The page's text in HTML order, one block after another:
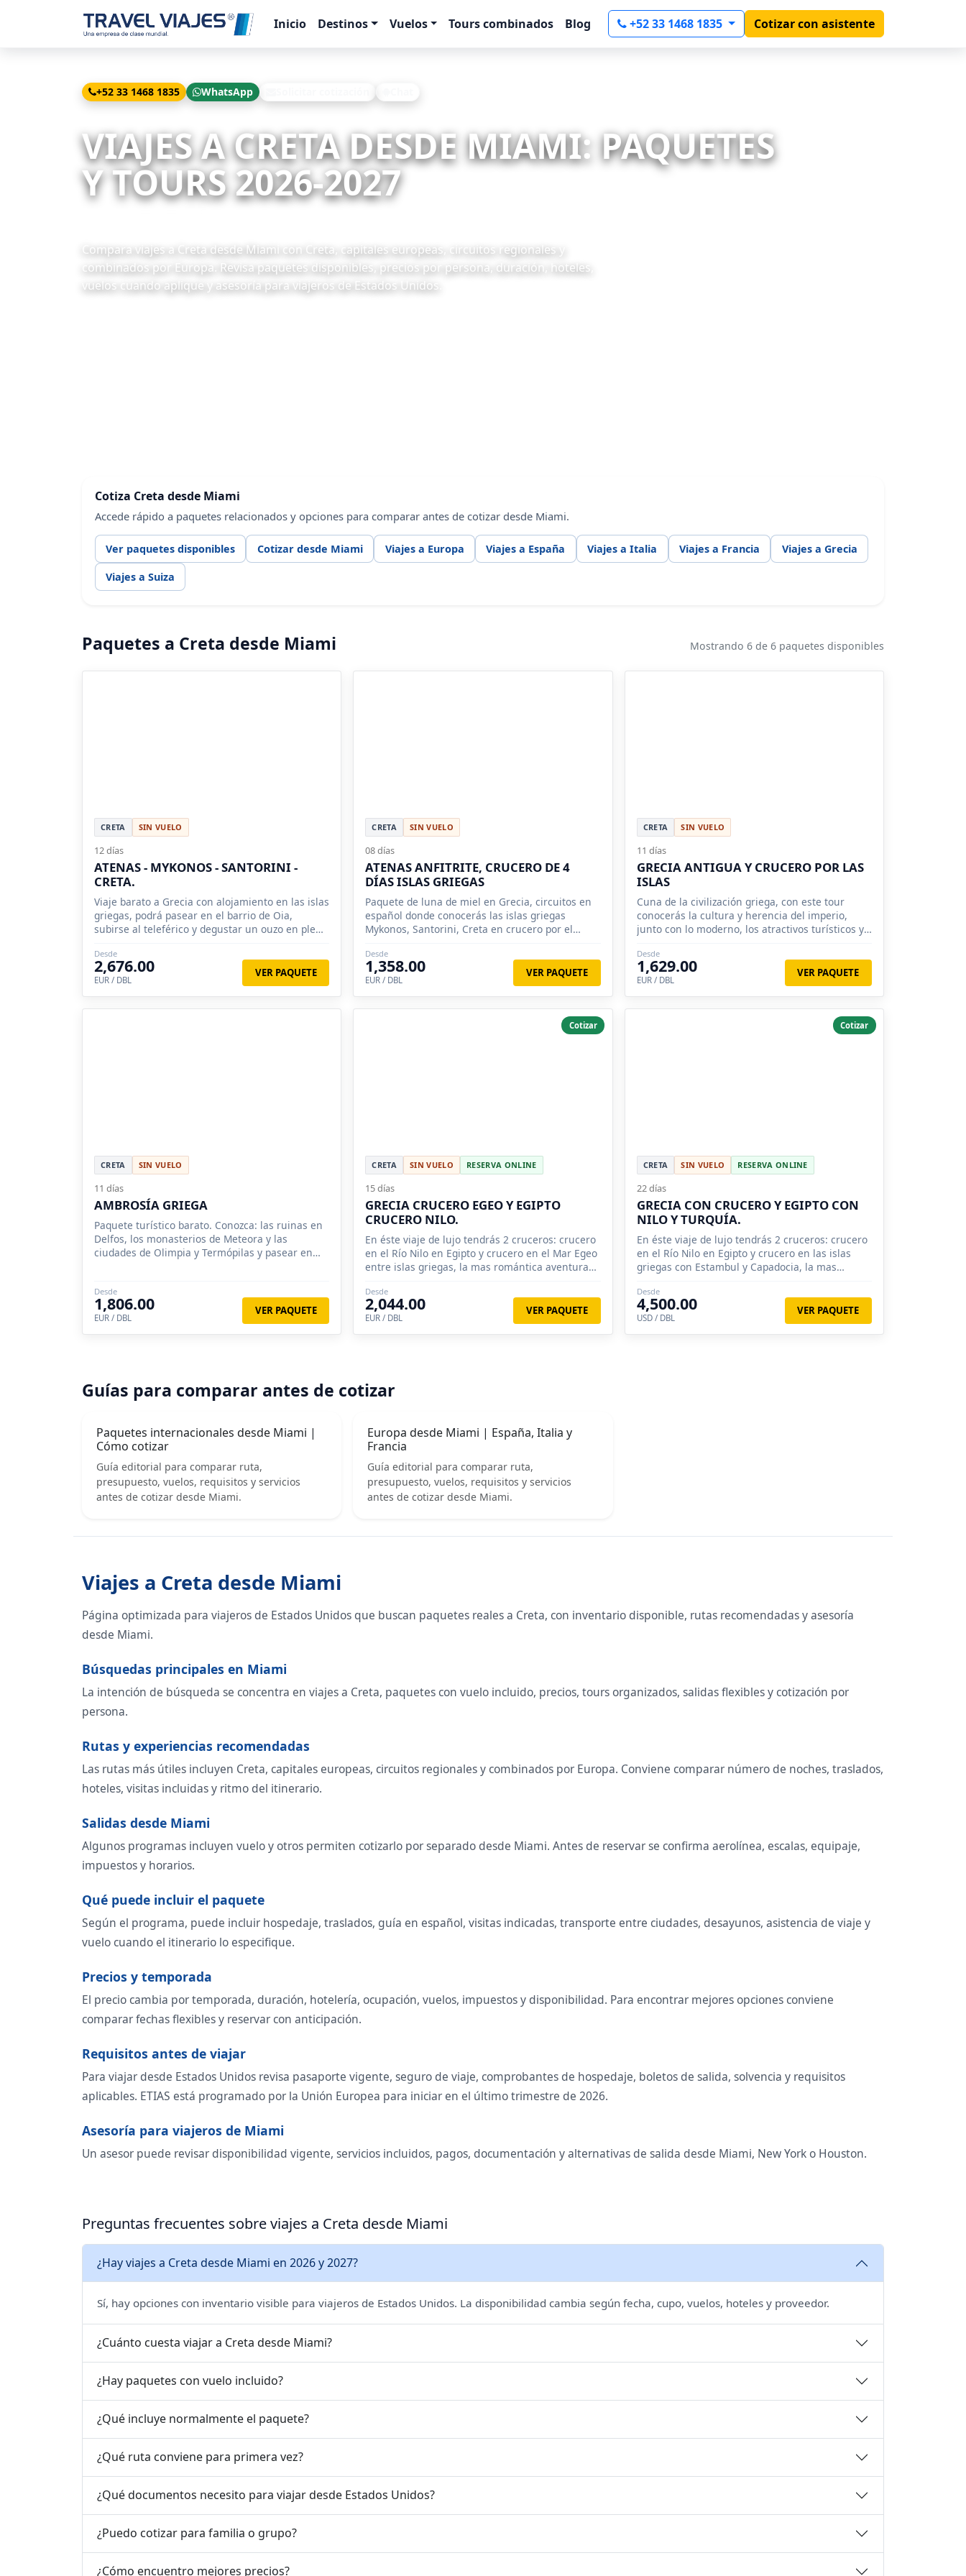
Inicio Destinos Vuelos Tours combinados Blog +52 33 1468 1835 Cotizar con asistente
+52 33 1468 1835 WhatsApp
VIAJES A CRETA DESDE MIAMI: PAQUETES
Y TOURS 2026-2027
Compara viajes a Creta desde Miami con Creta, capitales europeas, circuitos regionales y
combinados por Europa. Revisa paquetes disponibles, precios por persona, duración, hoteles,
vuelos cuando aplique y asesoría para viajeros de Estados Unidos.
Cotiza Creta desde Miami
Accede rápido a paquetes relacionados y opciones para comparar antes de cotizar desde Miami.
Ver paquetes disponibles Cotizar desde Miami Viajes a Europa Viajes a España Viajes a Italia Viajes a Francia Viajes a Grecia
Viajes a Suiza
Paquetes a Creta desde Miami Mostrando 6 de 6 paquetes disponibles
CRETA SIN VUELO
12 días
ATENAS - MYKONOS - SANTORINI -
CRETA.
Viaje barato a Grecia con alojamiento en las islas
griegas, podrá pasear en el barrio de Oia,
subirse al teleférico y degustar un ouzo en pleno
Desde
2,676.00
EUR / DBL
VER PAQUETE
CRETA SIN VUELO
08 días
ATENAS ANFITRITE, CRUCERO DE 4
DÍAS ISLAS GRIEGAS
Paquete de luna de miel en Grecia, circuitos en
español donde conocerás las islas griegas
Mykonos, Santorini, Creta en crucero por el
Desde
1,358.00
EUR / DBL
VER PAQUETE
CRETA SIN VUELO
11 días
GRECIA ANTIGUA Y CRUCERO POR LAS
ISLAS
Cuna de la civilización griega, con este tour
conocerás la cultura y herencia del imperio,
junto con lo moderno, los atractivos turísticos y
Desde
1,629.00
EUR / DBL
VER PAQUETE
CRETA SIN VUELO
11 días
AMBROSÍA GRIEGA
Paquete turístico barato. Conozca: las ruinas en
Delfos, los monasterios de Meteora y las
ciudades de Olimpia y Termópilas y pasear en
Desde
1,806.00
EUR / DBL
VER PAQUETE
Cotizar
CRETA SIN VUELO RESERVA ONLINE
15 días
GRECIA CRUCERO EGEO Y EGIPTO
CRUCERO NILO.
En éste viaje de lujo tendrás 2 cruceros: crucero
en el Río Nilo en Egipto y crucero en el Mar Egeo
entre islas griegas, la mas romántica aventura
Desde
2,044.00
EUR / DBL
VER PAQUETE
Cotizar
CRETA SIN VUELO RESERVA ONLINE
22 días
GRECIA CON CRUCERO Y EGIPTO CON
NILO Y TURQUÍA.
En éste viaje de lujo tendrás 2 cruceros: crucero
en el Río Nilo en Egipto y crucero en las islas
griegas con Estambul y Capadocia, la mas
Desde
4,500.00
USD / DBL
VER PAQUETE
Guías para comparar antes de cotizar
Paquetes internacionales desde Miami |
Cómo cotizar
Guía editorial para comparar ruta,
presupuesto, vuelos, requisitos y servicios
antes de cotizar desde Miami.
Europa desde Miami | España, Italia y
Francia
Guía editorial para comparar ruta,
presupuesto, vuelos, requisitos y servicios
antes de cotizar desde Miami.
Viajes a Creta desde Miami
Página optimizada para viajeros de Estados Unidos que buscan paquetes reales a Creta, con inventario disponible, rutas recomendadas y asesoría
desde Miami.
Búsquedas principales en Miami
La intención de búsqueda se concentra en viajes a Creta, paquetes con vuelo incluido, precios, tours organizados, salidas flexibles y cotización por
persona.
Rutas y experiencias recomendadas
Las rutas más útiles incluyen Creta, capitales europeas, circuitos regionales y combinados por Europa. Conviene comparar número de noches, traslados,
hoteles, visitas incluidas y ritmo del itinerario.
Salidas desde Miami
Algunos programas incluyen vuelo y otros permiten cotizarlo por separado desde Miami. Antes de reservar se confirma aerolínea, escalas, equipaje,
impuestos y horarios.
Qué puede incluir el paquete
Según el programa, puede incluir hospedaje, traslados, guía en español, visitas indicadas, transporte entre ciudades, desayunos, asistencia de viaje y
vuelo cuando el itinerario lo especifique.
Precios y temporada
El precio cambia por temporada, duración, hotelería, ocupación, vuelos, impuestos y disponibilidad. Para encontrar mejores opciones conviene
comparar fechas flexibles y reservar con anticipación.
Requisitos antes de viajar
Para viajar desde Estados Unidos revisa pasaporte vigente, seguro de viaje, comprobantes de hospedaje, boletos de salida, solvencia y requisitos
aplicables. ETIAS está programado por la Unión Europea para iniciar en el último trimestre de 2026.
Asesoría para viajeros de Miami
Un asesor puede revisar disponibilidad vigente, servicios incluidos, pagos, documentación y alternativas de salida desde Miami, New York o Houston.
Preguntas frecuentes sobre viajes a Creta desde Miami
¿Hay viajes a Creta desde Miami en 2026 y 2027?
Sí, hay opciones con inventario visible para viajeros de Estados Unidos. La disponibilidad cambia según fecha, cupo, vuelos, hoteles y proveedor.
¿Cuánto cuesta viajar a Creta desde Miami?
¿Hay paquetes con vuelo incluido?
¿Qué incluye normalmente el paquete?
¿Qué ruta conviene para primera vez?
¿Qué documentos necesito para viajar desde Estados Unidos?
¿Puedo cotizar para familia o grupo?
¿Cómo encuentro mejores precios?